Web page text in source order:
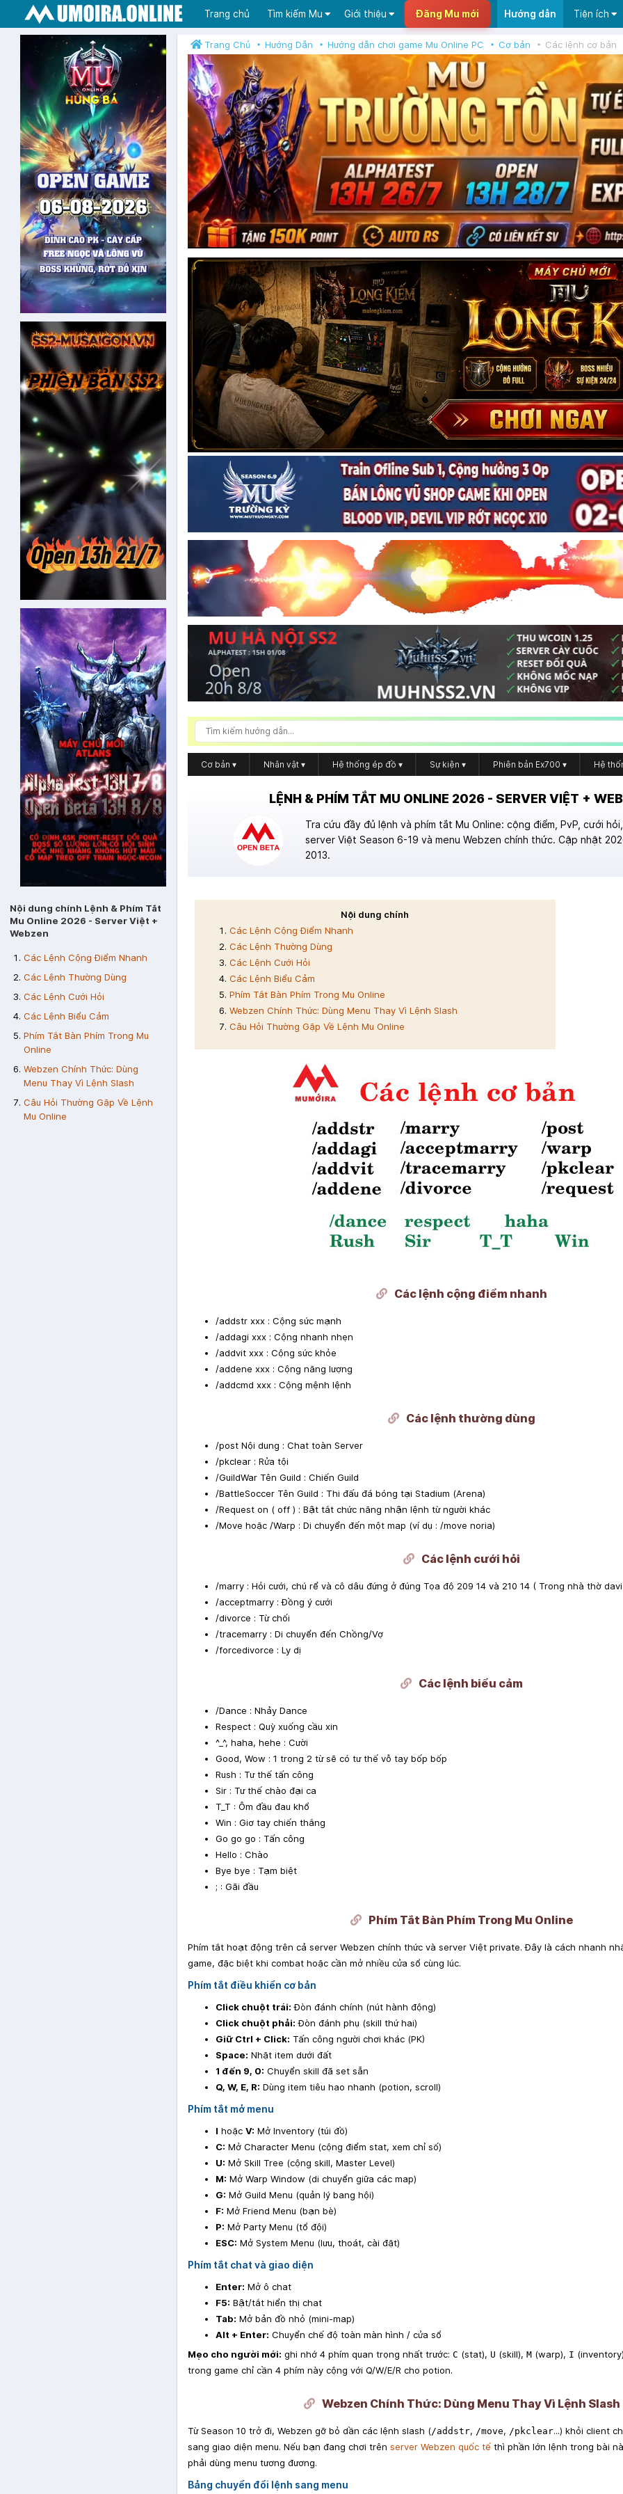
Trang chủ Tìm kiếm Mu Giới thiệu Đăng Mu mới Hướng dẫn Tiện ích
Nội dung chính Lệnh & Phím Tắt
Mu Online 2026 - Server Việt +
Webzen
Các Lệnh Cộng Điểm Nhanh
Các Lệnh Thường Dùng
Các Lệnh Cưới Hỏi
Các Lệnh Biểu Cảm
Phím Tắt Bàn Phím Trong Mu
Online
Webzen Chính Thức: Dùng
Menu Thay Vì Lệnh Slash
Câu Hỏi Thường Gặp Về Lệnh
Mu Online
Trang Chủ Hướng Dẫn Hướng dẫn chơi game Mu Online PC Cơ bản Các lệnh cơ bản
Cơ bản ▾ Nhân vật ▾ Hệ thống ép đồ ▾ Sự kiện ▾ Phiên bản Ex700 ▾ Hệ
LỆNH & PHÍM TẮT MU ONLINE 2026 - SERVER VIỆT +
Tra cứu đầy đủ lệnh và phím tắt Mu Online: cộng điểm, PvP, cưới
server Việt Season 6-19 và menu Webzen chính thức. Cập nhật
2013.
Nội dung chính
Các Lệnh Cộng Điểm Nhanh
Các Lệnh Thường Dùng
Các Lệnh Cưới Hỏi
Các Lệnh Biểu Cảm
Phím Tắt Bàn Phím Trong Mu Online
Webzen Chính Thức: Dùng Menu Thay Vì Lệnh Slash
Câu Hỏi Thường Gặp Về Lệnh Mu Online
Các lệnh cộng điểm nhanh
/addstr xxx : Cộng sức mạnh
/addagi xxx : Cộng nhanh nhẹn
/addvit xxx : Cộng sức khỏe
/addene xxx : Cộng năng lượng
/addcmd xxx : Cộng mệnh lệnh
Các lệnh thường dùng
/post Nội dung : Chat toàn Server
/pkclear : Rửa tội
/GuildWar Tên Guild : Chiến Guild
/BattleSoccer Tên Guild : Thi đấu đá bóng tại Stadium (Arena)
/Request on ( off ) : Bật tắt chức năng nhận lệnh từ người khác
/Move hoặc /Warp : Di chuyển đến một map (ví dụ : /move noria)
Các lệnh cưới hỏi
/marry : Hỏi cưới, chú rể và cô dâu đứng ở đúng Tọa độ 209 14 và 210 14 ( Trong nhà thờ
/acceptmarry : Đồng ý cưới
/divorce : Từ chối
/tracemarry : Di chuyển đến Chồng/Vợ
/forcedivorce : Ly dị
Các lệnh biểu cảm
/Dance : Nhảy Dance
Respect : Quỳ xuống cầu xin
^_^, haha, hehe : Cười
Good, Wow : 1 trong 2 từ sẽ có tư thế vỗ tay bốp bốp
Rush : Tư thế tấn công
Sir : Tư thế chào đại ca
T_T : Ôm đầu đau khổ
Win : Giơ tay chiến thắng
Go go go : Tấn công
Hello : Chào
Bye bye : Tạm biệt
; : Gãi đầu
Phím Tắt Bàn Phím Trong Mu Online
Phím tắt hoạt động trên cả server Webzen chính thức và server Việt private. Đây là cách nhanh
game, đặc biệt khi combat hoặc cần mở nhiều cửa sổ cùng lúc.
Phím tắt điều khiển cơ bản
Click chuột trái: Đòn đánh chính (nút hành động)
Click chuột phải: Đòn đánh phụ (skill thứ hai)
Giữ Ctrl + Click: Tấn công người chơi khác (PK)
Space: Nhặt item dưới đất
1 đến 9, 0: Chuyển skill đã set sẵn
Q, W, E, R: Dùng item tiêu hao nhanh (potion, scroll)
Phím tắt mở menu
I hoặc V: Mở Inventory (túi đồ)
C: Mở Character Menu (cộng điểm stat, xem chỉ số)
U: Mở Skill Tree (cộng skill, Master Level)
M: Mở Warp Window (di chuyển giữa các map)
G: Mở Guild Menu (quản lý bang hội)
F: Mở Friend Menu (bạn bè)
P: Mở Party Menu (tổ đội)
ESC: Mở System Menu (lưu, thoát, cài đặt)
Phím tắt chat và giao diện
Enter: Mở ô chat
F5: Bật/tắt hiển thị chat
Tab: Mở bản đồ nhỏ (mini-map)
Alt + Enter: Chuyển chế độ toàn màn hình / cửa sổ
Mẹo cho người mới: ghi nhớ 4 phím quan trọng nhất trước: C (stat), U (skill), M (warp), I
trong game chỉ cần 4 phím này cộng với Q/W/E/R cho potion.
Webzen Chính Thức: Dùng Menu Thay Vì Lệnh Slash
Từ Season 10 trở đi, Webzen gỡ bỏ dần các lệnh slash (/addstr, /move, /pkclear...) khỏi client
sang giao diện menu. Nếu bạn đang chơi trên server Webzen quốc tế thì phần lớn lệnh trong bài
phải dùng menu tương đương.
Bảng chuyển đổi lệnh sang menu